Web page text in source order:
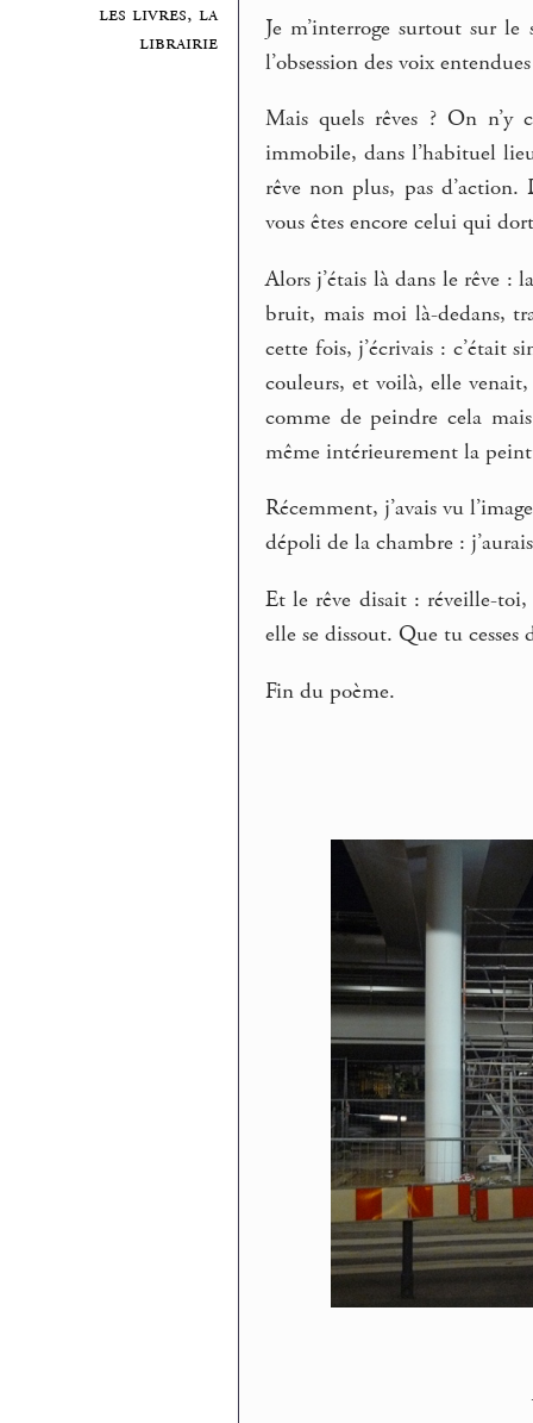
les livres, la
librairie
Je m’interroge surtout sur
l’obsession des voix
Mais quels rêves ? On n’y
immobile, dans l’habituel
rêve non plus, pas
vous êtes encore celui qui
Alors j’étais là dans le rêve :
bruit, mais moi là-dedans,
cette fois, j’écrivais : c’était
couleurs, et voilà, elle
comme de peindre cela
même intérieurement la
Récemment, j’avais vu
dépoli de la chambre :
Et le rêve disait : réveille-toi,
elle se dissout. Que tu
Fin du poème.